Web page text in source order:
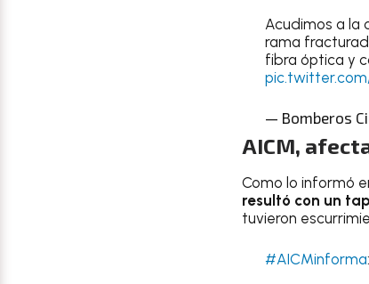
Acudimos a la
rama
fibra óptica y
— Bomberos
AICM,
Como lo informó
resultó con un
tuvieron
#AICMinforma: